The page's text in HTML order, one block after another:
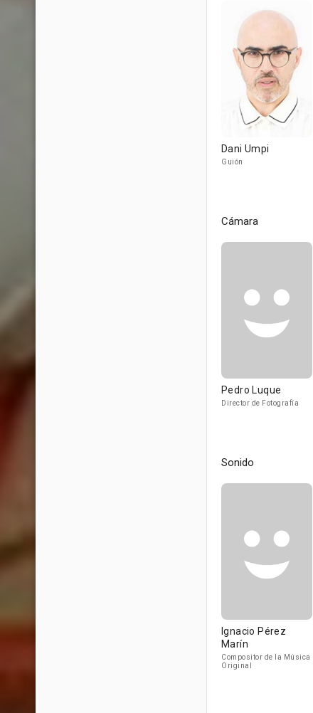
Dani Umpi
Guión
Cámara
Pedro Luque
Director de Fotografía
Sonido
Ignacio Pérez
Marín
Compositor de la Música
Original